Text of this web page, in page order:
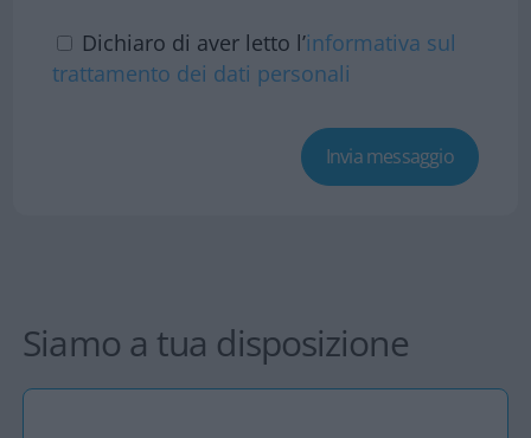
Dichiaro di aver letto l’informativa sul
trattamento dei dati personali
Siamo a tua disposizione